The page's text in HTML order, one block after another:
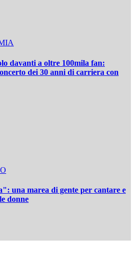
davanti a oltre 100mila fan:
dei 30 anni di carriera con
una marea di gente per cantare e
donne